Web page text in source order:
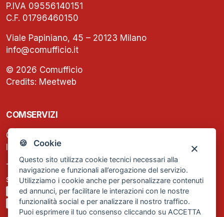
🍪 Cookie
Questo sito utilizza cookie tecnici necessari alla
navigazione e funzionali all’erogazione del servizio.
Utilizziamo i cookie anche per personalizzare contenuti
ed annunci, per facilitare le interazioni con le nostre
funzionalità social e per analizzare il nostro traffico.
Puoi esprimere il tuo consenso cliccando su ACCETTA
P.IVA 09556140151
C.F. 01796460150
Viale Papiniano, 45 – 20123 Milano
info@comufficio.it
© 2026 Comufficio
Credits: Meetweb
COMSERVIZI
C.F. e P.IVA: 13474420158
Iscrizione REA Milano n. 1656740
Tel. +39 02 2838 1307
segreteria@comservizi.eu
Privacy Policy
Cookie Policy